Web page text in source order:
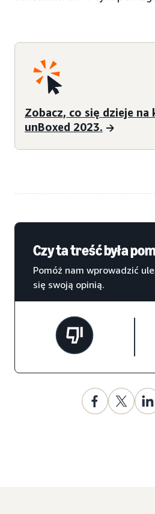
Zobacz, co się dzieje na
unBoxed 2023.
Czy ta treść była
Pomóż nam wprowadzić
się swoją opinią.